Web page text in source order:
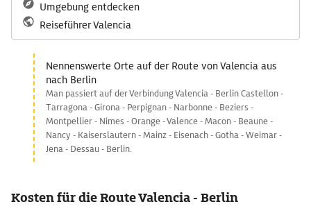
Umgebung entdecken
Reiseführer Valencia
Nennenswerte Orte auf der Route von Valencia aus
nach Berlin
Man passiert auf der Verbindung Valencia - Berlin Castellon -
Tarragona - Girona - Perpignan - Narbonne - Beziers -
Montpellier - Nimes - Orange - Valence - Macon - Beaune -
Nancy - Kaiserslautern - Mainz - Eisenach - Gotha - Weimar -
Jena - Dessau - Berlin.
Kosten für die Route Valencia - Berlin